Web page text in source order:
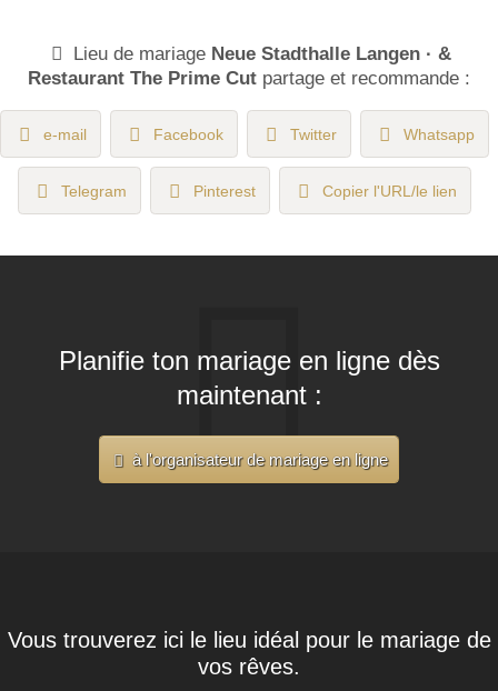
Lieu de mariage Neue Stadthalle Langen · &
Restaurant The Prime Cut partage et recommande :
e-mail Facebook Twitter Whatsapp
Telegram Pinterest Copier l'URL/le lien
Planifie ton mariage en ligne dès
maintenant :
à l'organisateur de mariage en ligne
Vous trouverez ici le lieu idéal pour le mariage de
vos rêves.